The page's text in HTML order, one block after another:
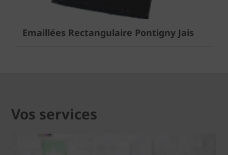
Emaillées Rectangulaire Pontigny Jais
Vos services